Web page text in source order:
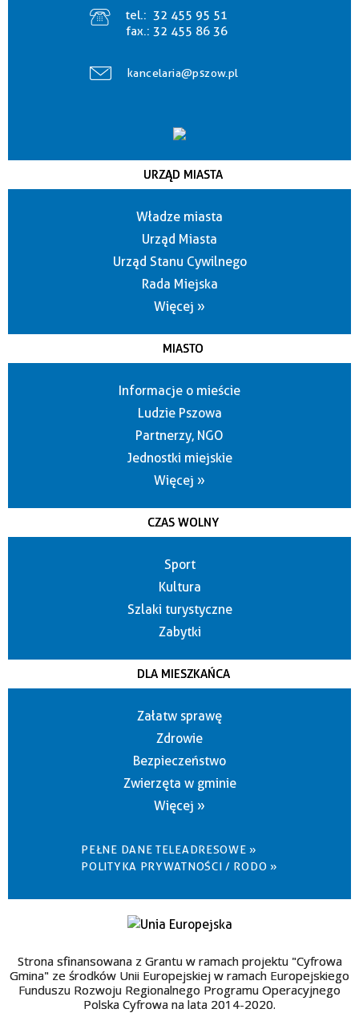
tel.: 32 455 95 51
fax.: 32 455 86 36
kancelaria@pszow.pl
URZĄD MIASTA
Władze miasta
Urząd Miasta
Urząd Stanu Cywilnego
Rada Miejska
Więcej »
MIASTO
Informacje o mieście
Ludzie Pszowa
Partnerzy, NGO
Jednostki miejskie
Więcej »
CZAS WOLNY
Sport
Kultura
Szlaki turystyczne
Zabytki
DLA MIESZKAŃCA
Załatw sprawę
Zdrowie
Bezpieczeństwo
Zwierzęta w gminie
Więcej »
PEŁNE DANE TELEADRESOWE »
POLITYKA PRYWATNOŚCI / RODO »
Strona sfinansowana z Grantu w ramach projektu "Cyfrowa
Gmina" ze środków Unii Europejskiej w ramach Europejskiego
Funduszu Rozwoju Regionalnego Programu Operacyjnego
Polska Cyfrowa na lata 2014-2020.